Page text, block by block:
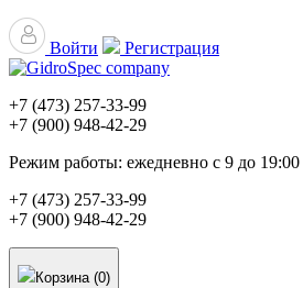
Войти Регистрация
+7 (473) 257-33-99
+7 (900) 948-42-29
Режим работы: ежедневно с 9 до 19:00
+7 (473) 257-33-99
+7 (900) 948-42-29
Корзина (0)